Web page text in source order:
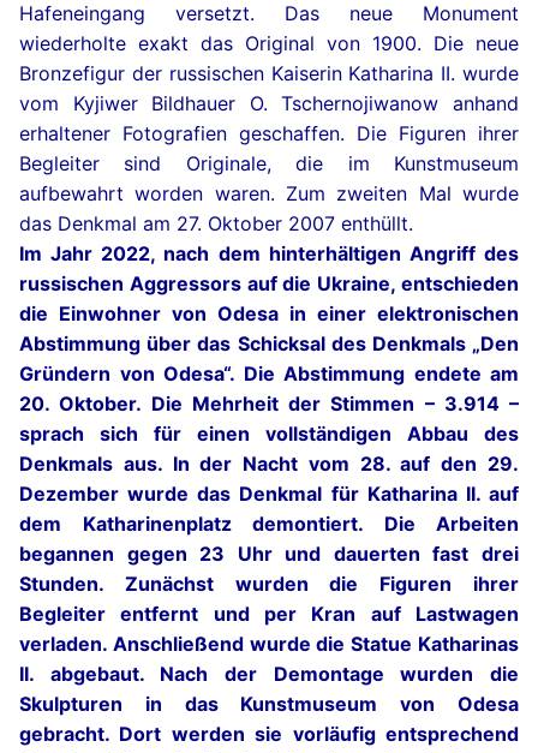
Hafeneingang versetzt. Das neue Monument
wiederholte exakt das Original von 1900. Die neue
Bronzefigur der russischen Kaiserin Katharina II. wurde
vom Kyjiwer Bildhauer O. Tschernojiwanow anhand
erhaltener Fotografien geschaffen. Die Figuren ihrer
Begleiter sind Originale, die im Kunstmuseum
aufbewahrt worden waren. Zum zweiten Mal wurde
das Denkmal am 27. Oktober 2007 enthüllt.
Im Jahr 2022, nach dem hinterhältigen Angriff des
russischen Aggressors auf die Ukraine, entschieden
die Einwohner von Odesa in einer elektronischen
Abstimmung über das Schicksal des Denkmals „Den
Gründern von Odesa“. Die Abstimmung endete am
20. Oktober. Die Mehrheit der Stimmen – 3.914 –
sprach sich für einen vollständigen Abbau des
Denkmals aus. In der Nacht vom 28. auf den 29.
Dezember wurde das Denkmal für Katharina II. auf
dem Katharinenplatz demontiert. Die Arbeiten
begannen gegen 23 Uhr und dauerten fast drei
Stunden. Zunächst wurden die Figuren ihrer
Begleiter entfernt und per Kran auf Lastwagen
verladen. Anschließend wurde die Statue Katharinas
II. abgebaut. Nach der Demontage wurden die
Skulpturen in das Kunstmuseum von Odesa
gebracht. Dort werden sie vorläufig entsprechend